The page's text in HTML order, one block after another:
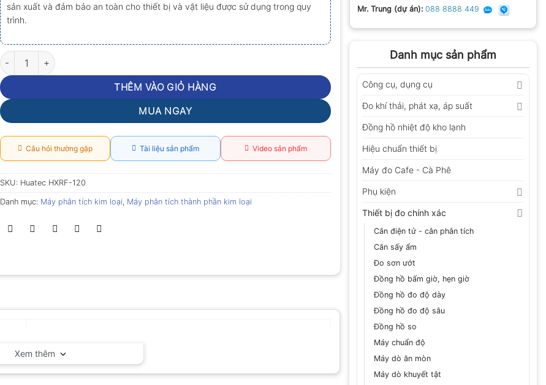
Mr. Trung (dự án): 088 8888 449
Danh mục sản phẩm
Công cụ, dụng cụ
Đo khí thải, phát xạ, áp suất
Đồng hồ nhiệt độ kho lạnh
Hiệu chuẩn thiết bị
Máy đo Cafe - Cà Phê
Phụ kiện
Thiết bị đo chính xác
Cân điện tử - cân phân tích
Cân sấy ẩm
Đo sơn ướt
Đồng hồ bấm giờ, hẹn giờ
Đồng hồ đo độ dày
Đồng hồ đo độ sâu
Đồng hồ so
Máy chuẩn độ
Máy dò ăn mòn
Máy dò khuyết tật
sản xuất và đảm bảo an toàn cho thiết bị và vật liệu được sử dụng trong quy
trình.
Máy phân tích thành phần kim loại Huatec HXRF-120 số lượng
THÊM VÀO GIỎ HÀNG
MUA NGAY
Câu hỏi thường gặp Tài liệu sản phẩm Video sản phẩm
SKU: Huatec HXRF-120
Danh mục: Máy phân tích kim loại, Máy phân tích thành phần kim loại
Xem thêm